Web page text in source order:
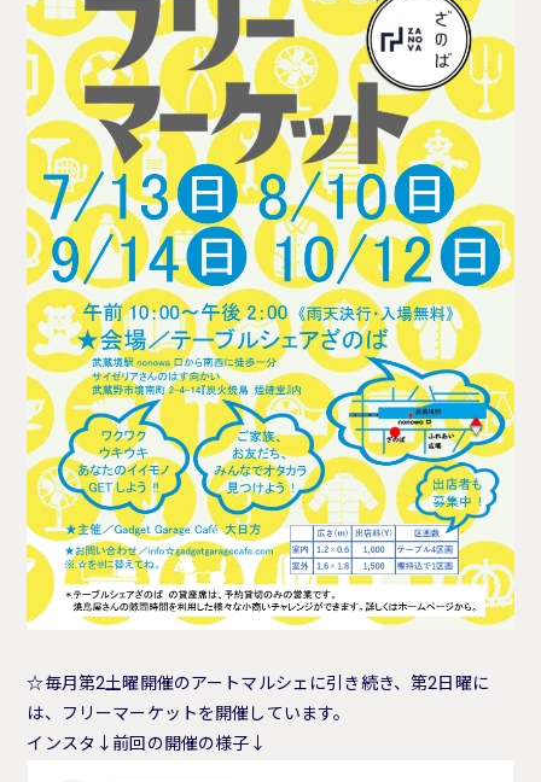
☆毎月第2土曜開催のアートマルシェに引き続き、第2日曜に
は、フリーマーケットを開催しています。
インスタ↓前回の開催の様子↓